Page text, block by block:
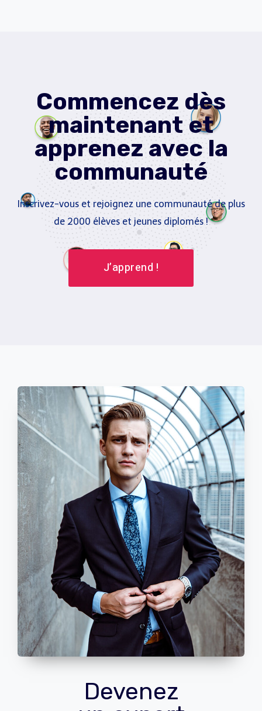
Commencez dès
maintenant et
apprenez avec la
communauté
Inscrivez-vous et rejoignez une communauté de plus
de 2000 élèves et jeunes diplomés !
J’apprend !
Devenez